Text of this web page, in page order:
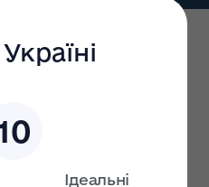
Антикорупційний
портал